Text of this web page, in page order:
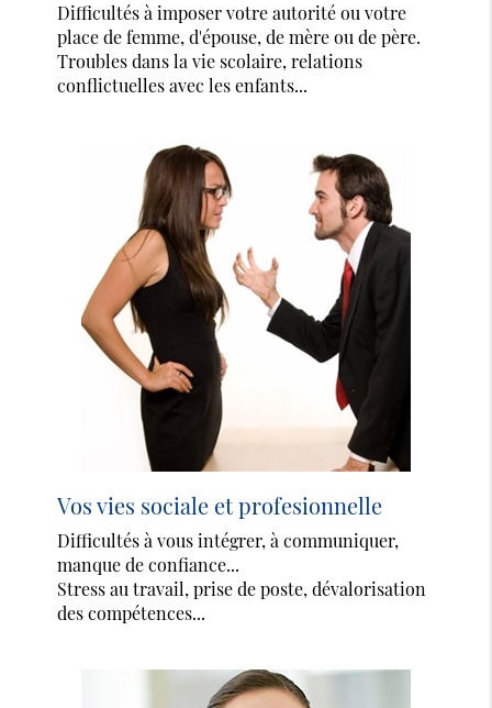
Difficultés à imposer votre autorité ou votre
place de femme, d'épouse, de mère ou de père.
Troubles dans la vie scolaire, relations
conflictuelles avec les enfants...
Vos vies sociale et profesionnelle
Difficultés à vous intégrer, à communiquer,
manque de confiance...
Stress au travail, prise de poste, dévalorisation
des compétences...